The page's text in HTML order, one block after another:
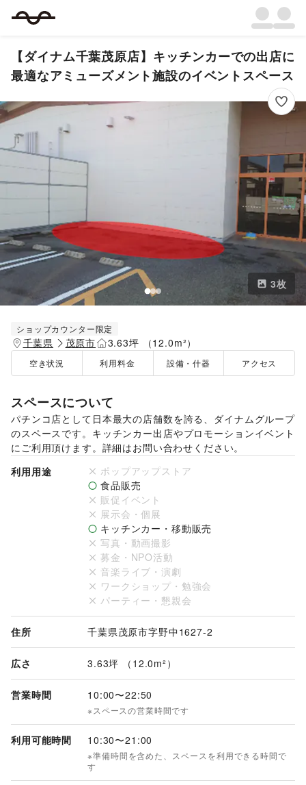
【ダイナム千葉茂原店】キッチンカーでの出店に
最適なアミューズメント施設のイベントスペース
3枚
ショップカウンター限定
千葉県 茂原市 3.63坪 （12.0m²）
空き状況 利用料金 設備・什器 アクセス
スペースについて
パチンコ店として日本最大の店舗数を誇る、ダイナムグループ
のスペースです。キッチンカー出店やプロモーションイベント
にご利用頂けます。詳細はお問い合わせください。
利用用途
ポップアップストア
食品販売
販促イベント
展示会・個展
キッチンカー・移動販売
写真・動画撮影
募金・NPO活動
音楽ライブ・演劇
ワークショップ・勉強会
パーティー・懇親会
住所 千葉県茂原市字野中1627-2
広さ 3.63坪 （12.0m²）
営業時間 10:00〜22:50
※スペースの営業時間です
利用可能時間 10:30〜21:00
※準備時間を含めた、スペースを利用できる時間で
す